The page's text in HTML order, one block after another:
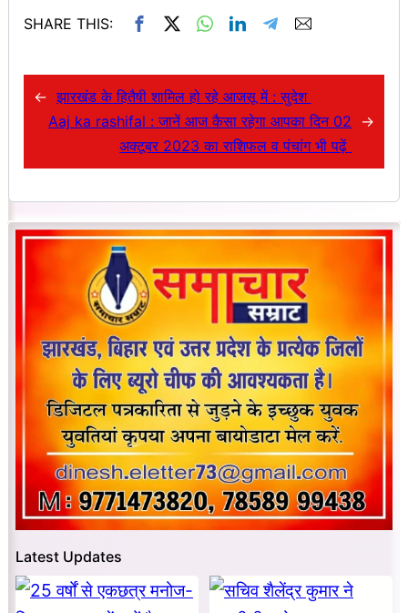
SHARE THIS:
← झारखंड के हितैषी शामिल हो रहे आजसू में : सुदेश
Aaj ka rashifal : जानें आज कैसा रहेगा आपका दिन 02
अक्टूबर 2023 का राशिफल व पंचांग भी पढ़ें
→
Latest Updates